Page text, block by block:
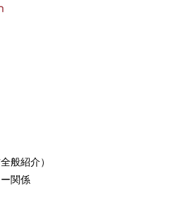
般紹介）
関係